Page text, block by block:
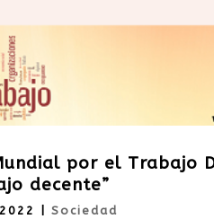
por el Trabajo
decente”
Sociedad